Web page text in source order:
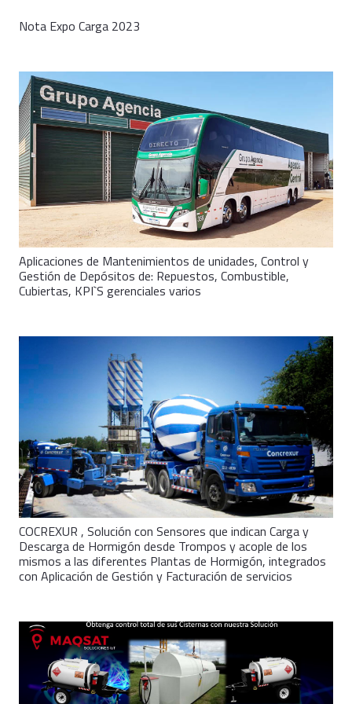
Nota Expo Carga 2023
Aplicaciones de Mantenimientos de unidades, Control y
Gestión de Depósitos de: Repuestos, Combustible,
Cubiertas, KPI`S gerenciales varios
COCREXUR , Solución con Sensores que indican Carga y
Descarga de Hormigón desde Trompos y acople de los
mismos a las diferentes Plantas de Hormigón, integrados
con Aplicación de Gestión y Facturación de servicios